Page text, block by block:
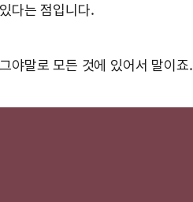
다는 점입니다.
야말로 모든 것에 있어서 말이죠.